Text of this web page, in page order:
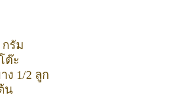
กรัม
ต๊ะ
ง 1/2 ลูก
น